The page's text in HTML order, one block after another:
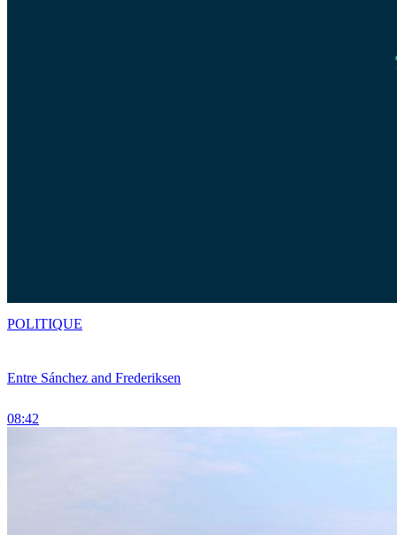
Entre Sánchez and Frederiksen
08:42
POLITIQUE